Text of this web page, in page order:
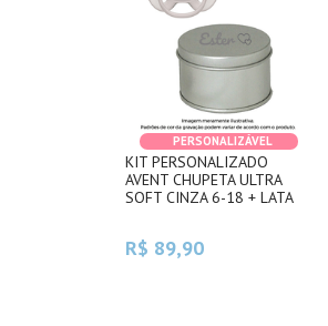
PERSONALIZÁVEL
KIT PERSONALIZADO
AVENT CHUPETA ULTRA
SOFT CINZA 6-18 + LATA
R$ 89,90